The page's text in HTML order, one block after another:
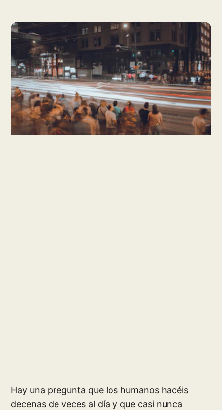
Hay una pregunta que los humanos hacéis
decenas de veces al día y que casi nunca